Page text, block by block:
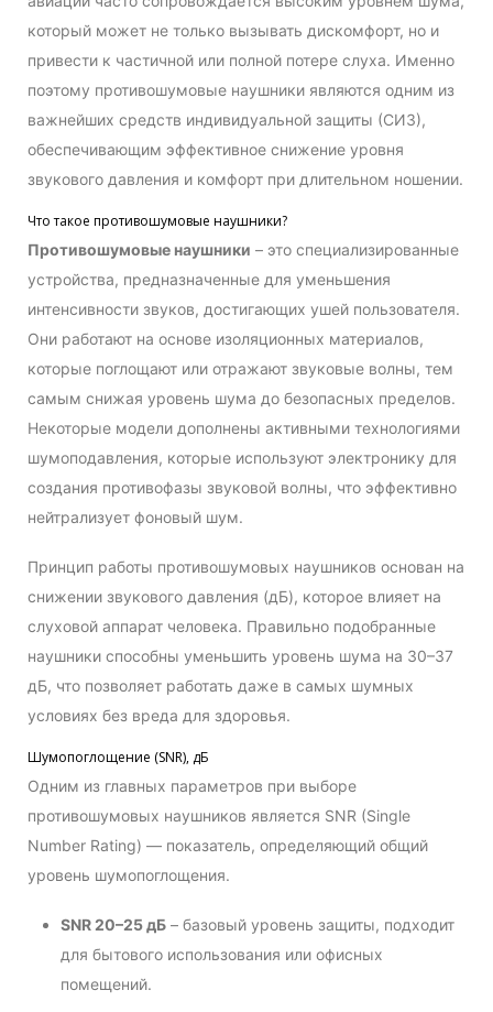
который может не только вызывать дискомфорт, но и
привести к частичной или полной потере слуха. Именно
поэтому противошумовые наушники являются одним из
важнейших средств индивидуальной защиты (СИЗ),
обеспечивающим эффективное снижение уровня
звукового давления и комфорт при длительном ношении.
Что такое противошумовые наушники?
Противошумовые наушники – это специализированные
устройства, предназначенные для уменьшения
интенсивности звуков, достигающих ушей пользователя.
Они работают на основе изоляционных материалов,
которые поглощают или отражают звуковые волны, тем
самым снижая уровень шума до безопасных пределов.
Некоторые модели дополнены активными технологиями
шумоподавления, которые используют электронику для
создания противофазы звуковой волны, что эффективно
нейтрализует фоновый шум.
Принцип работы противошумовых наушников основан на
снижении звукового давления (дБ), которое влияет на
слуховой аппарат человека. Правильно подобранные
наушники способны уменьшить уровень шума на 30–37
дБ, что позволяет работать даже в самых шумных
условиях без вреда для здоровья.
Шумопоглощение (SNR), дБ
Одним из главных параметров при выборе
противошумовых наушников является SNR (Single
Number Rating) — показатель, определяющий общий
уровень шумопоглощения.
SNR 20–25 дБ – базовый уровень защиты, подходит
для бытового использования или офисных
помещений.